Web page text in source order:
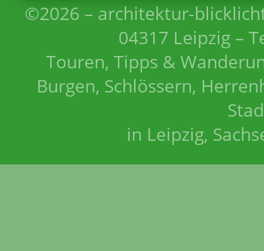
©2026 – architektur-
04317 Leipzig –
Touren, Tipps &
Burgen, Schlössern,
in Leipzig,